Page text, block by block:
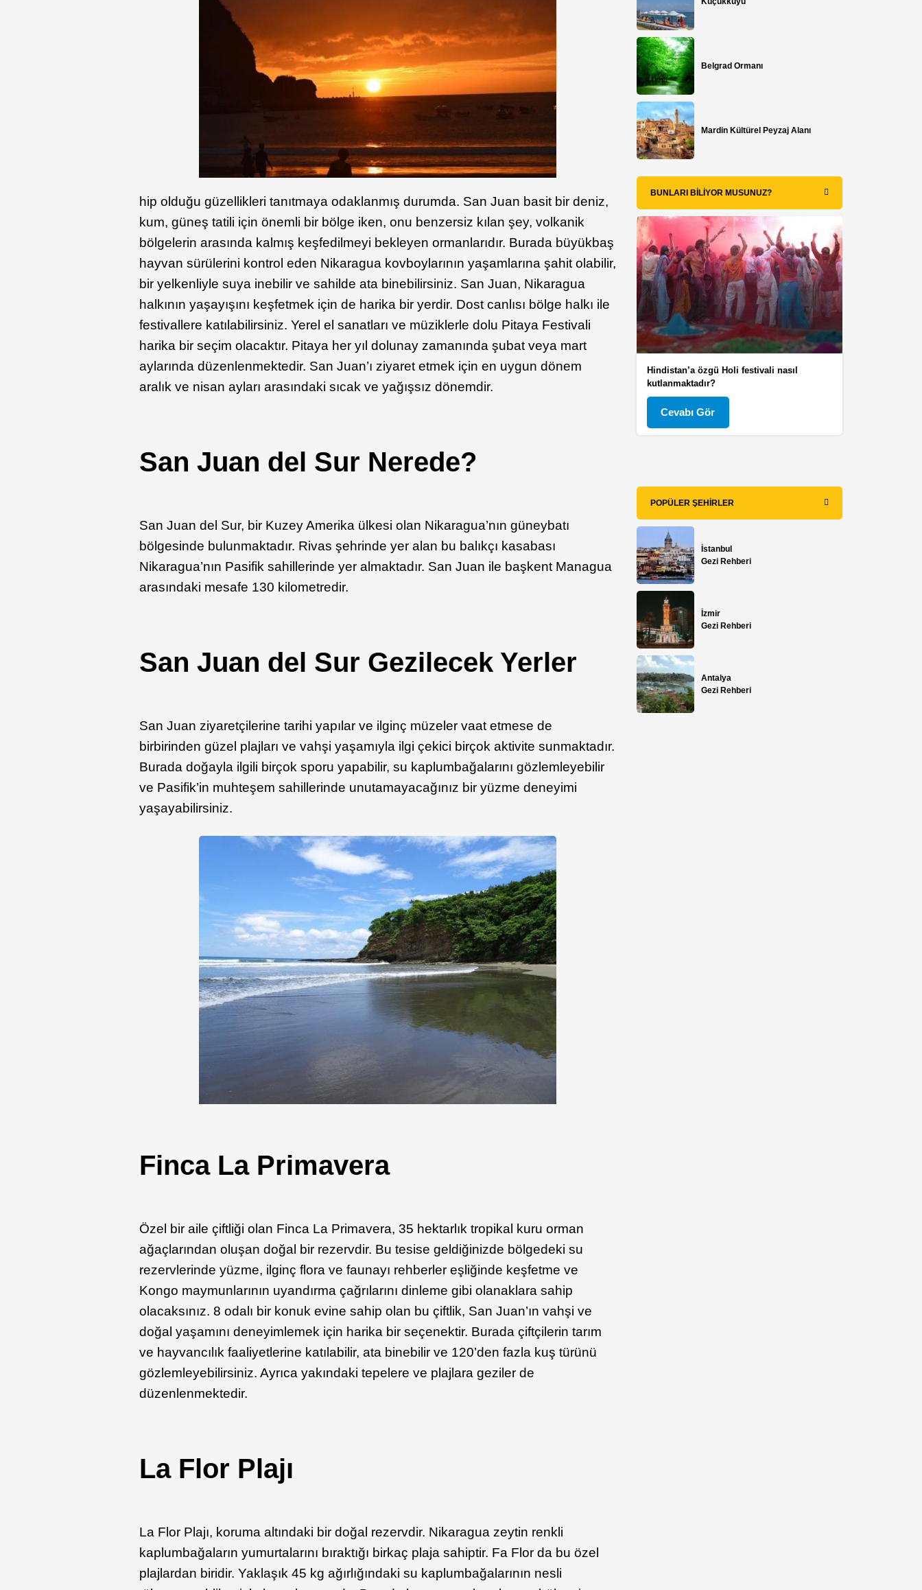
hip olduğu güzellikleri tanıtmaya odaklanmış durumda. San Juan basit bir deniz,
kum, güneş tatili için önemli bir bölge iken, onu benzersiz kılan şey, volkanik
bölgelerin arasında kalmış keşfedilmeyi bekleyen ormanlarıdır. Burada büyükbaş
hayvan sürülerini kontrol eden Nikaragua kovboylarının yaşamlarına şahit olabilir,
bir yelkenliyle suya inebilir ve sahilde ata binebilirsiniz. San Juan, Nikaragua
halkının yaşayışını keşfetmek için de harika bir yerdir. Dost canlısı bölge halkı ile
festivallere katılabilirsiniz. Yerel el sanatları ve müziklerle dolu Pitaya Festivali
harika bir seçim olacaktır. Pitaya her yıl dolunay zamanında şubat veya mart
aylarında düzenlenmektedir. San Juan’ı ziyaret etmek için en uygun dönem
aralık ve nisan ayları arasındaki sıcak ve yağışsız dönemdir.
San Juan del Sur Nerede?
San Juan del Sur, bir Kuzey Amerika ülkesi olan Nikaragua’nın güneybatı
bölgesinde bulunmaktadır. Rivas şehrinde yer alan bu balıkçı kasabası
Nikaragua’nın Pasifik sahillerinde yer almaktadır. San Juan ile başkent Managua
arasındaki mesafe 130 kilometredir.
San Juan del Sur Gezilecek Yerler
San Juan ziyaretçilerine tarihi yapılar ve ilginç müzeler vaat etmese de
birbirinden güzel plajları ve vahşi yaşamıyla ilgi çekici birçok aktivite sunmaktadır.
Burada doğayla ilgili birçok sporu yapabilir, su kaplumbağalarını gözlemleyebilir
ve Pasifik’in muhteşem sahillerinde unutamayacağınız bir yüzme deneyimi
yaşayabilirsiniz.
Finca La Primavera
Özel bir aile çiftliği olan Finca La Primavera, 35 hektarlık tropikal kuru orman
ağaçlarından oluşan doğal bir rezervdir. Bu tesise geldiğinizde bölgedeki su
rezervlerinde yüzme, ilginç flora ve faunayı rehberler eşliğinde keşfetme ve
Kongo maymunlarının uyandırma çağrılarını dinleme gibi olanaklara sahip
olacaksınız. 8 odalı bir konuk evine sahip olan bu çiftlik, San Juan’ın vahşi ve
doğal yaşamını deneyimlemek için harika bir seçenektir. Burada çiftçilerin tarım
ve hayvancılık faaliyetlerine katılabilir, ata binebilir ve 120’den fazla kuş türünü
gözlemleyebilirsiniz. Ayrıca yakındaki tepelere ve plajlara geziler de
düzenlenmektedir.
La Flor Plajı
La Flor Plajı, koruma altındaki bir doğal rezervdir. Nikaragua zeytin renkli
kaplumbağaların yumurtalarını bıraktığı birkaç plaja sahiptir. Fa Flor da bu özel
plajlardan biridir. Yaklaşık 45 kg ağırlığındaki su kaplumbağalarının nesli
Belgrad Ormanı
Mardin Kültürel Peyzaj Alanı
BUNLARI BILIYOR MUSUNUZ?
Hindistan’a özgü Holi festivali nasıl
kutlanmaktadır?
Cevabı Gör
POPÜLER ŞEHIRLER
İstanbul
Gezi Rehberi
İzmir
Gezi Rehberi
Antalya
Gezi Rehberi